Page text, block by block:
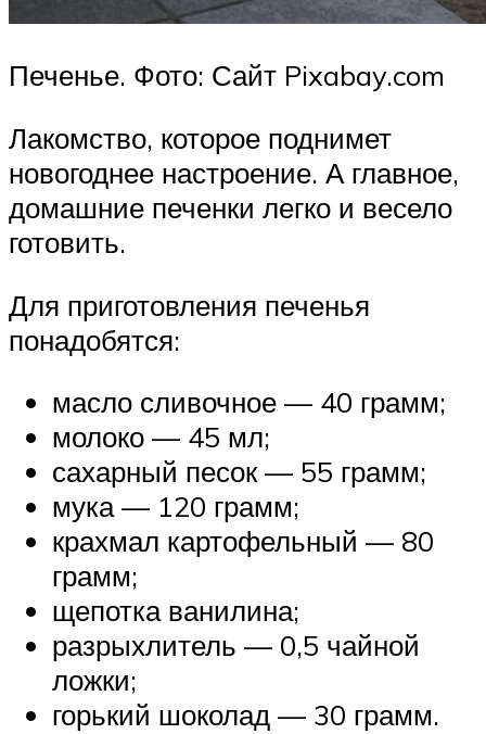
Печенье. Фото: Сайт Pixabay.com
Лакомство, которое поднимет
новогоднее настроение. А главное,
домашние печенки легко и весело
готовить.
Для приготовления печенья
понадобятся:
масло сливочное — 40 грамм;
молоко — 45 мл;
сахарный песок — 55 грамм;
мука — 120 грамм;
крахмал картофельный — 80
грамм;
щепотка ванилина;
разрыхлитель — 0,5 чайной
ложки;
горький шоколад — 30 грамм.